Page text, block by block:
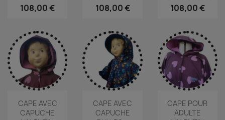
108,00 € 108,00 € 108,00 €
CAPE AVEC
CAPUCHE
CAPE AVEC
CAPUCHE
CAPE POUR
ADULTE